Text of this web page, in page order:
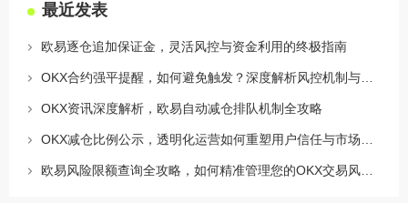
最近发表
欧易逐仓追加保证金，灵活风控与资金利用的终极指南
OKX资讯深度解析，欧易自动减仓排队机制全攻略